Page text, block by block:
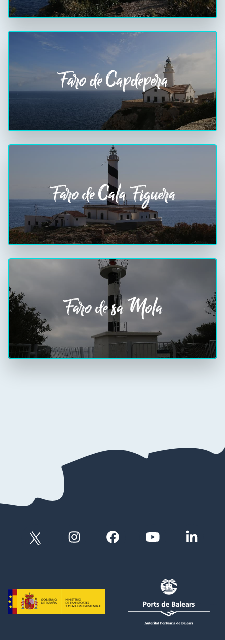
Faro de Capdepera
Faro de Cala Figuera
Faro de sa Mola